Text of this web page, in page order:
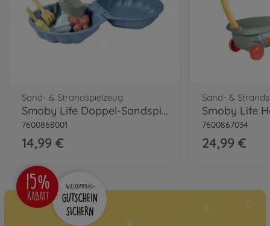
Sand- & Strandspielzeug
Smoby Life Doppel-Sandspielmuschel
7600868001
14,99 €
Sand- &
7600867034
24,99 €